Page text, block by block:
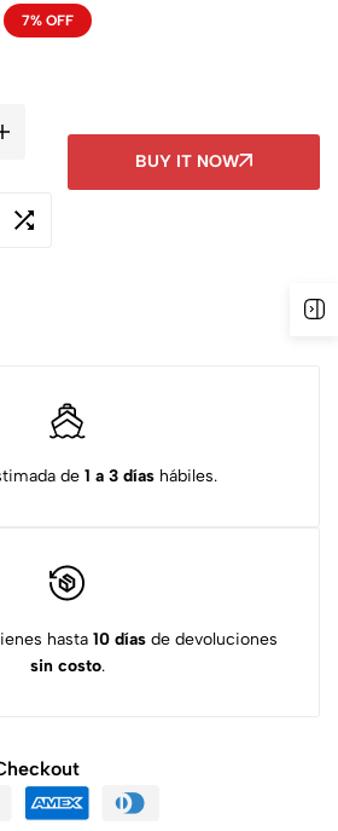
7% OFF
BUY IT NOW
de 1 a 3 díashábiles.
hasta 10 díasde devoluciones
sin costo.